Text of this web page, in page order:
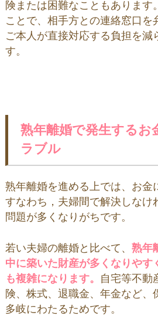
険または困難なこともあります
ことで、相手方との連絡窓口を
ご本人が直接対応する負担を減
す。
熟年離婚で発生するお
ラブル
熟年離婚を進める上では、お金
すなわち，夫婦間で解決しなけ
問題が多くなりがちです。
若い夫婦の離婚と比べて、 熟年
中に築いた財産が多くなりやす
も複雑になります。
自宅等不動
険、株式、退職金、年金など、
多岐にわたるためです。